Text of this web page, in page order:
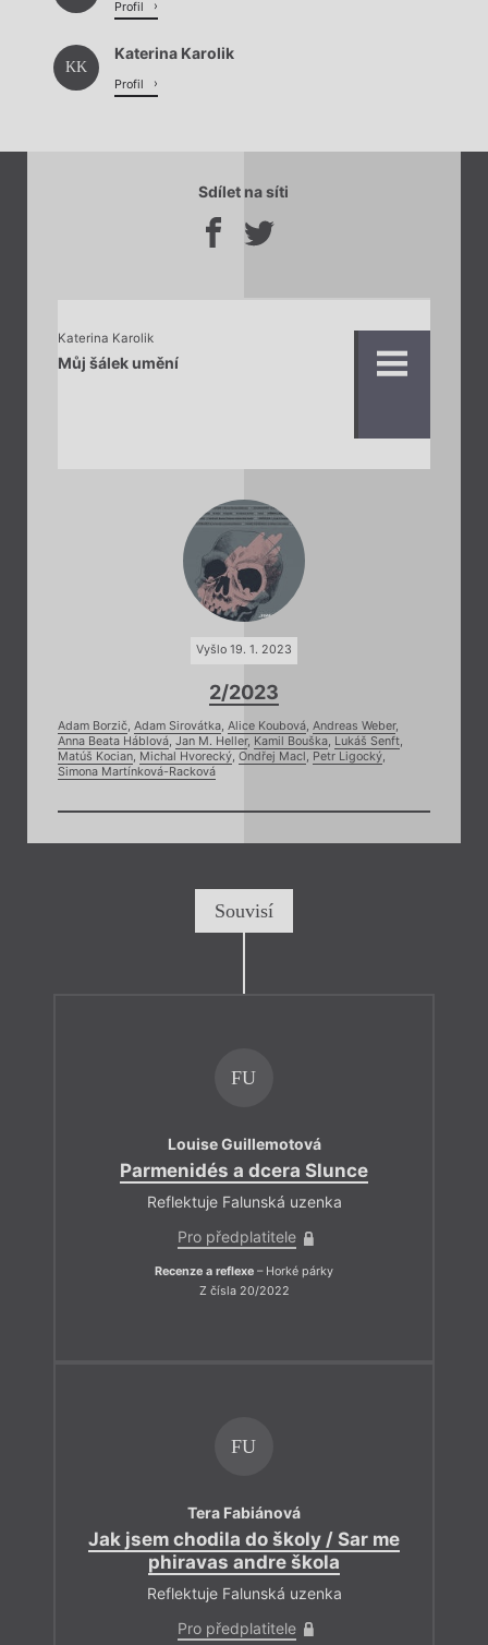
Profil
KK
Katerina Karolik
Profil
Sdílet na síti
Katerina Karolik
Můj šálek umění
Vyšlo 19. 1. 2023
2/2023
Adam Borzič, Adam Sirovátka, Alice Koubová, Andreas Weber,
Anna Beata Háblová, Jan M. Heller, Kamil Bouška, Lukáš Senft,
Matúš Kocian, Michal Hvorecký, Ondřej Macl, Petr Ligocký,
Simona Martínková-Racková
Souvisí
FU
Louise Guillemotová
Parmenidés a dcera Slunce
Reflektuje Falunská uzenka
Pro předplatitele
Recenze a reflexe – Horké párky
Z čísla 20/2022
FU
Tera Fabiánová
Jak jsem chodila do školy / Sar me
phiravas andre škola
Reflektuje Falunská uzenka
Pro předplatitele